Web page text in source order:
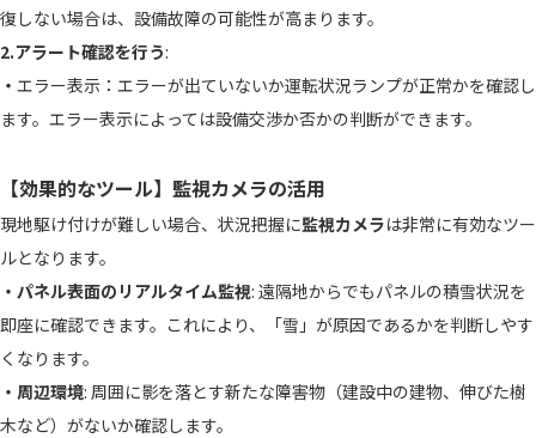
復しない場合は、設備故障の可能性が高まります。
2.アラート確認を行う:
・ エラー表示：エラーが出ていないか運転状況ランプが正常かを確認し
ます。エラー表示によっては設備交渉か否かの判断ができます。
【効果的なツール】監視カメラの活用
現地駆け付けが難しい場合、状況把握に監視カメラは非常に有効なツー
ルとなります。
・パネル表面のリアルタイム監視: 遠隔地からでもパネルの積雪状況を
即座に確認できます。これにより、「雪」が原因であるかを判断しやす
くなります。
・周辺環境: 周囲に影を落とす新たな障害物（建設中の建物、伸びた樹
木など）がないか確認します。